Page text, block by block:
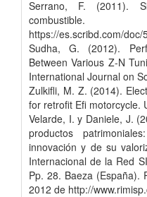
Serrano, F. (2011).
https://es.scribd.com/
Sudha, G. (2012).
Between Various Z-N
International Journal on
Zulkifli, M. Z. (2014).
for retrofit Efi motorcycle.
Velarde, I. y Daniele, J.
productos
innovación y de su
Internacional de la Red
Pp. 28. Baeza (España).
2012 de http://